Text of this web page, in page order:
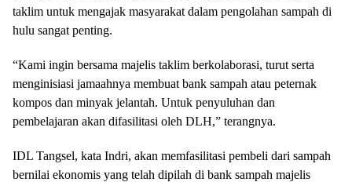
taklim untuk mengajak masyarakat dalam pengolahan sampah di
hulu sangat penting.
“Kami ingin bersama majelis taklim berkolaborasi, turut serta
menginisiasi jamaahnya membuat bank sampah atau peternak
kompos dan minyak jelantah. Untuk penyuluhan dan
pembelajaran akan difasilitasi oleh DLH,” terangnya.
IDL Tangsel, kata Indri, akan memfasilitasi pembeli dari sampah
bernilai ekonomis yang telah dipilah di bank sampah majelis